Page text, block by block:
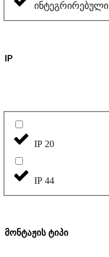
ინტეგრირებული
IP
IP 20
IP 44
მონტაჟის ტიპი